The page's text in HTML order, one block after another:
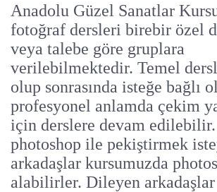
Anadolu Güzel Sanatlar
fotoğraf dersleri birebir özel
veya talebe göre gruplara
verilebilmektedir. Temel
olup sonrasında isteğe bağlı
profesyonel anlamda çekim
için derslere devam edilebilir.
photoshop ile pekiştirmek
arkadaşlar kursumuzda
alabilirler. Dileyen arkadaşlar